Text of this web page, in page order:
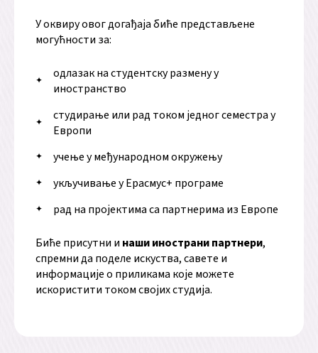
У оквиру овог догађаја биће представљене
могућности за:
одлазак на студентску размену у
иностранство
студирање или рад током једног семестра у
Европи
учење у међународном окружењу
укључивање у Ерасмус+ програме
рад на пројектима са партнерима из Европе
Биће присутни и наши инострани партнери,
спремни да поделе искуства, савете и
информације о приликама које можете
искористити током својих студија.